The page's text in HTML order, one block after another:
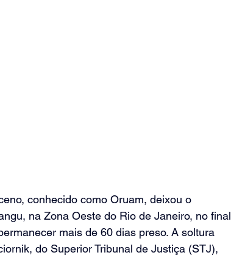
conhecido como Oruam, deixou o
na Zona Oeste do Rio de Janeiro, no final
mais de 60 dias preso. A soltura
do Superior Tribunal de Justiça (STJ),